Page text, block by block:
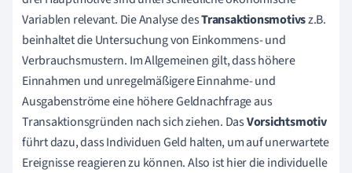
Variablen relevant. Die Analyse desTransaktionsmotivsz.B.
beinhaltet die Untersuchung von Einkommens- und
Verbrauchsmustern. Im Allgemeinen gilt, dass höhere
Einnahmen und unregelmäßigere Einnahme- und
Ausgabenströme eine höhere Geldnachfrage aus
Transaktionsgründen nach sich ziehen. DasVorsichtsmotiv
führt dazu, dass Individuen Geld halten, um auf unerwartete
Ereignisse reagieren zu können. Also ist hier die individuelle